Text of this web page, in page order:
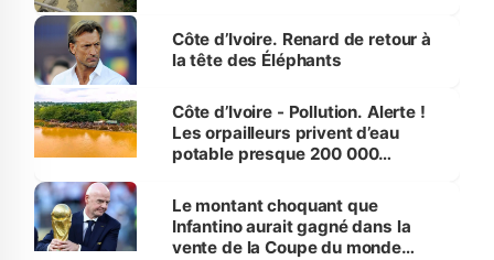
Côte d’Ivoire. Renard de retour à
la tête des Éléphants
Côte d’Ivoire - Pollution. Alerte !
Les orpailleurs privent d’eau
potable presque 200 000
Le montant choquant que
Infantino aurait gagné dans la
vente de la Coupe du monde